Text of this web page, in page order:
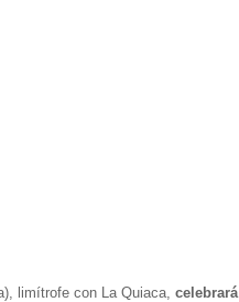
limítrofe con La Quiaca,